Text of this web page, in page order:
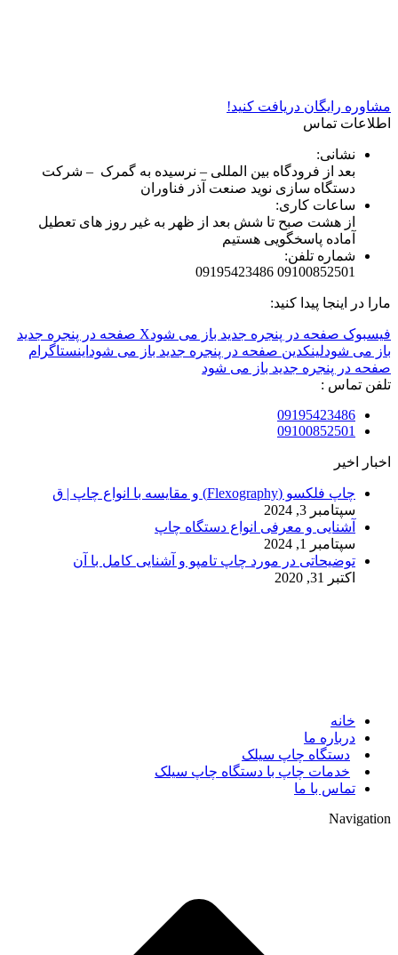
مشاوره رایگان دریافت کنید!
اطلاعات تماس
نشانی:
بعد از فرودگاه بین المللی – نرسیده به گمرک – شرکت
دستگاه سازی نوید صنعت آذر فناوران
ساعات کاری:
از هشت صبح تا شش بعد از ظهر به غیر روز های تعطیل
آماده پاسخگویی هستیم
شماره تلفن:
09100852501 09195423486
مارا در اینجا پیدا کنید:
فیسبوک صفحه در پنجره جدید باز می شود
X صفحه در پنجره جدید
باز می شودلینکدین صفحه در پنجره جدید باز می شود اینستاگرام
صفحه در پنجره جدید باز می شود
تلفن تماس :
09195423486
09100852501
اخبار اخیر
چاپ فلکسو (Flexography) و مقایسه با انواع چاپ | ق
سپتامبر 3, 2024
آشنایی و معرفی انواع دستگاه چاپ
سپتامبر 1, 2024
توضیحاتی در مورد چاپ تامپو و آشنایی کامل با آن
اکتبر 31, 2020
خانه
درباره ما
دستگاه چاپ سیلک
خدمات چاپ با دستگاه چاپ سیلک
تماس با ما
Navigation